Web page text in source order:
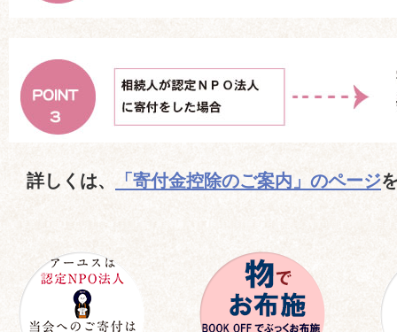
詳しくは、 「寄付金控除のご案内」のページ